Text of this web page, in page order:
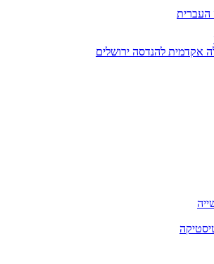
העברית
אקדמית להנדסה ירושלים